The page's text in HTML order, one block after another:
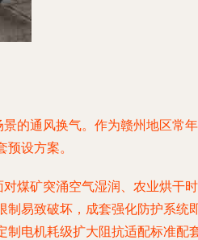
的通风换气。作为赣州地区常
设方案。
煤矿突涌空气湿润、农业烘干
易致破坏，成套强化防护系统
电机耗级扩大阻抗适配标准配